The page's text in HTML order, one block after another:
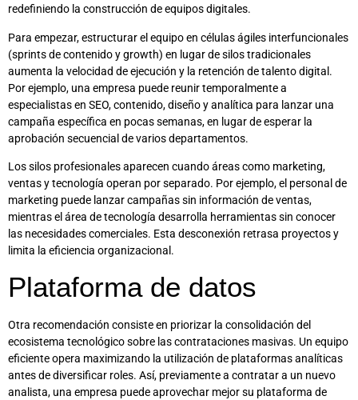
redefiniendo la construcción de equipos digitales.
Para empezar, estructurar el equipo en células ágiles interfuncionales
(sprints de contenido y growth) en lugar de silos tradicionales
aumenta la velocidad de ejecución y la retención de talento digital.
Por ejemplo, una empresa puede reunir temporalmente a
especialistas en SEO, contenido, diseño y analítica para lanzar una
campaña específica en pocas semanas, en lugar de esperar la
aprobación secuencial de varios departamentos.
Los silos profesionales aparecen cuando áreas como marketing,
ventas y tecnología operan por separado. Por ejemplo, el personal de
marketing puede lanzar campañas sin información de ventas,
mientras el área de tecnología desarrolla herramientas sin conocer
las necesidades comerciales. Esta desconexión retrasa proyectos y
limita la eficiencia organizacional.
Plataforma de datos
Otra recomendación consiste en priorizar la consolidación del
ecosistema tecnológico sobre las contrataciones masivas. Un equipo
eficiente opera maximizando la utilización de plataformas analíticas
antes de diversificar roles. Así, previamente a contratar a un nuevo
analista, una empresa puede aprovechar mejor su plataforma de